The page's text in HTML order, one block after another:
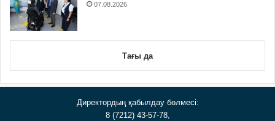
07.08.2026
Тағы да
Директордың қабылдау бөлмесі:
8 (7212) 43-57-78,